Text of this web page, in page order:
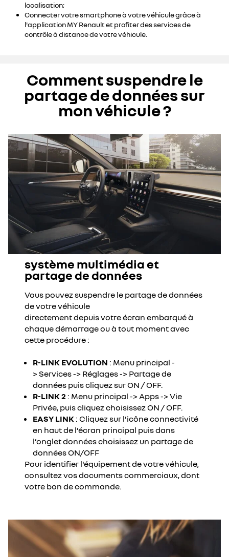
localisation;
Connecter votre smartphone à votre véhicule grâce à
l'application MY Renault et profiter des services de
contrôle à distance de votre véhicule.
Comment suspendre le
partage de données sur
mon véhicule ?
système multimédia et
partage de données
Vous pouvez suspendre le partage de données
de votre véhicule
directement depuis votre écran embarqué à
chaque démarrage ou à tout moment avec
cette procédure :
R-LINK EVOLUTION : Menu principal -
> Services -> Réglages -> Partage de
données puis cliquez sur ON / OFF.
R-LINK 2 : Menu principal -> Apps -> Vie
Privée, puis cliquez choisissez ON / OFF.
EASY LINK : Cliquez sur l’icône connectivité
en haut de l’écran principal puis dans
l’onglet données choisissez un partage de
données ON/OFF
Pour identifier l'équipement de votre véhicule,
consultez vos documents commerciaux, dont
votre bon de commande.